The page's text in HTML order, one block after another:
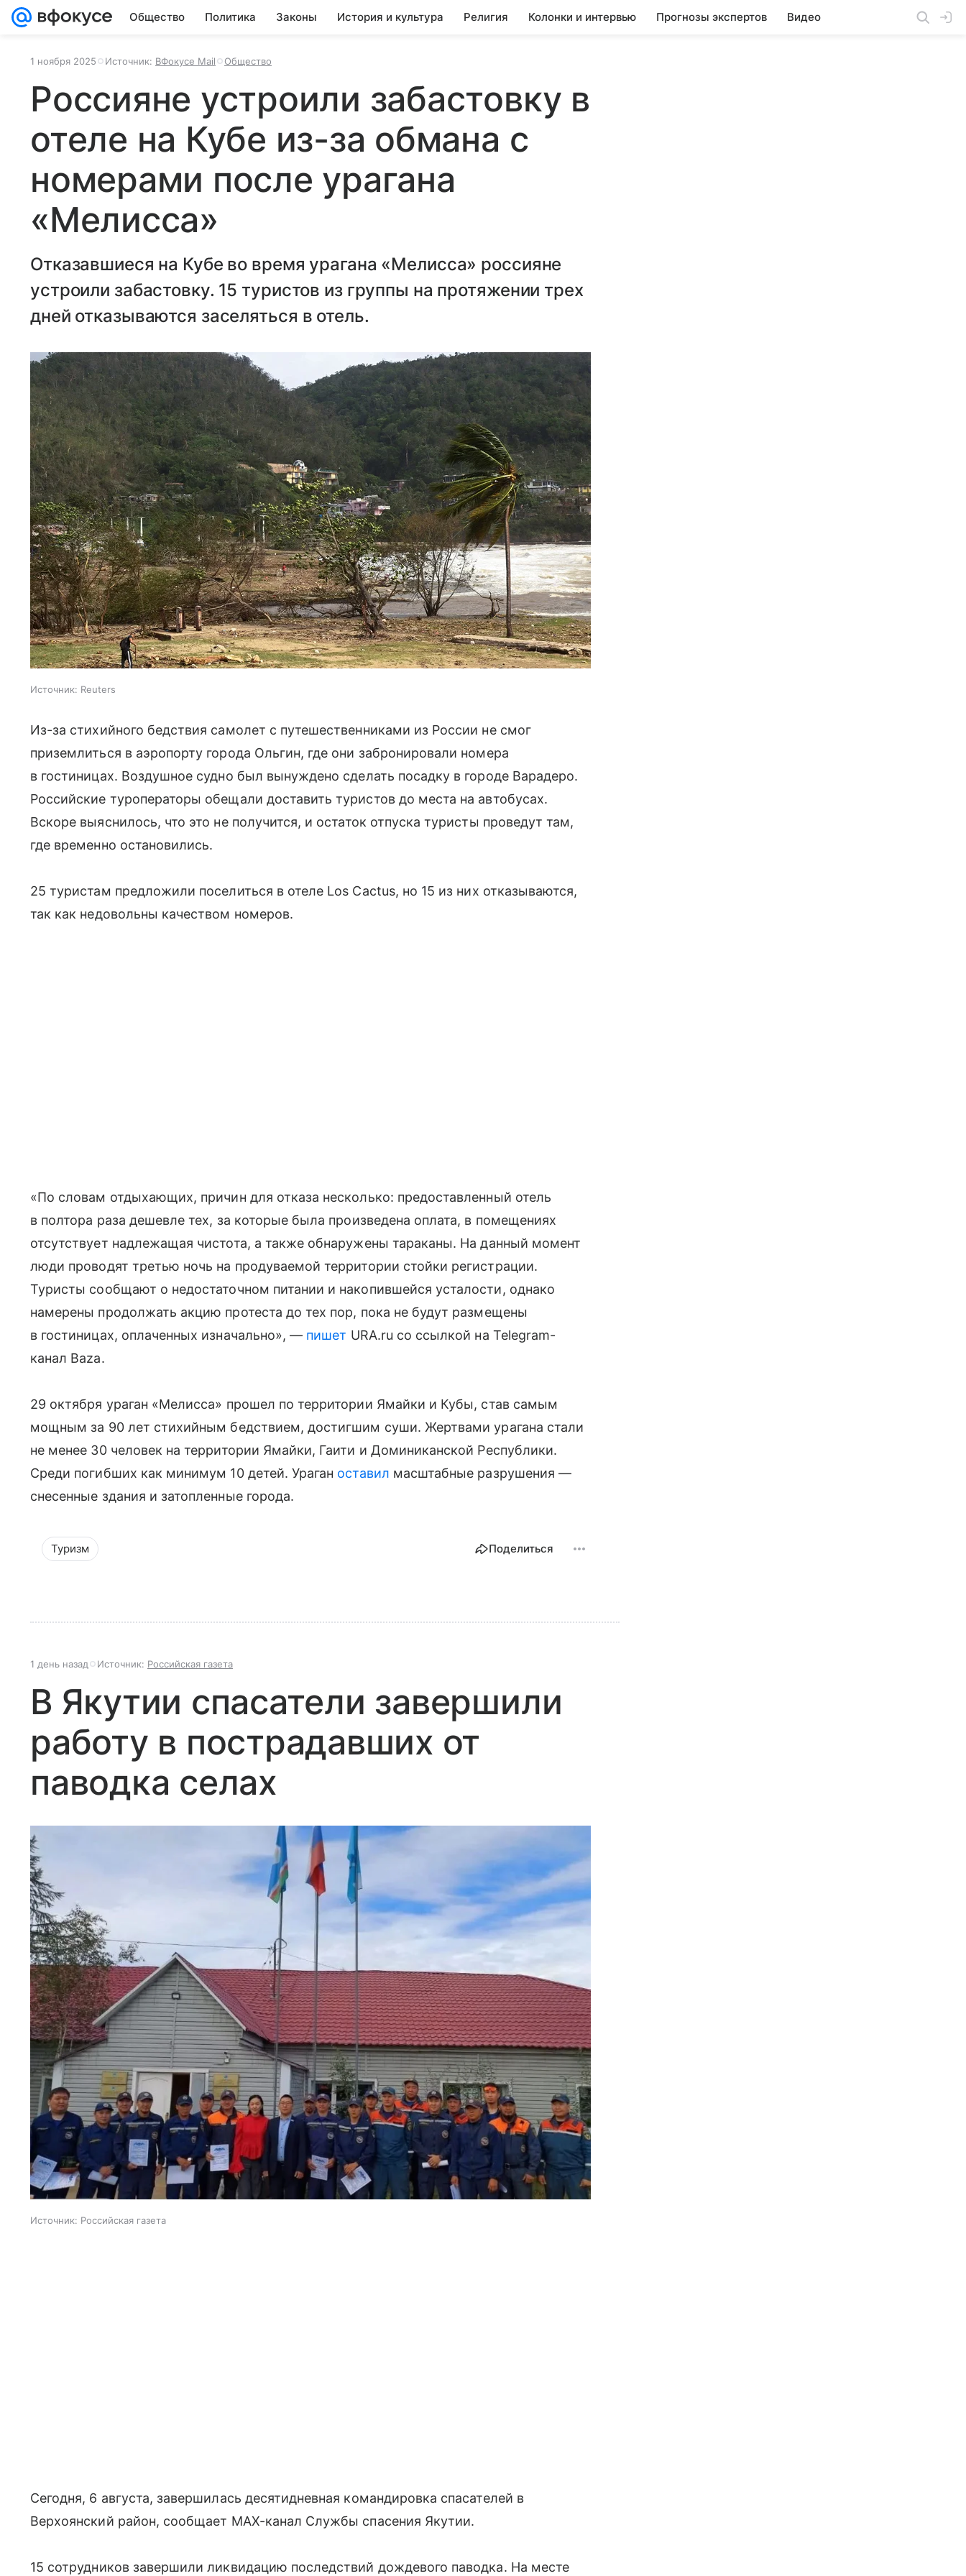
Общество Политика Законы История и культура Религия Колонки и интервью Прогнозы экспертов Видео
1 ноября 2025 Источник: ВФокусе Mail Общество
Россияне устроили забастовку в
отеле на Кубе из-за обмана с
номерами после урагана
«Мелисса»
Отказавшиеся на Кубе во время урагана «Мелисса» россияне
устроили забастовку. 15 туристов из группы на протяжении трех
дней отказываются заселяться в отель.
Источник: Reuters
Из-за стихийного бедствия самолет с путешественниками из России не смог
приземлиться в аэропорту города Ольгин, где они забронировали номера
в гостиницах. Воздушное судно был вынуждено сделать посадку в городе Варадеро.
Российские туроператоры обещали доставить туристов до места на автобусах.
Вскоре выяснилось, что это не получится, и остаток отпуска туристы проведут там,
где временно остановились.
25 туристам предложили поселиться в отеле Los Cactus, но 15 из них отказываются,
так как недовольны качеством номеров.
«По словам отдыхающих, причин для отказа несколько: предоставленный отель
в полтора раза дешевле тех, за которые была произведена оплата, в помещениях
отсутствует надлежащая чистота, а также обнаружены тараканы. На данный момент
люди проводят третью ночь на продуваемой территории стойки регистрации.
Туристы сообщают о недостаточном питании и накопившейся усталости, однако
намерены продолжать акцию протеста до тех пор, пока не будут размещены
в гостиницах, оплаченных изначально», — пишет URA.ru со ссылкой на Telegram-
канал Baza.
29 октября ураган «Мелисса» прошел по территории Ямайки и Кубы, став самым
мощным за 90 лет стихийным бедствием, достигшим суши. Жертвами урагана стали
не менее 30 человек на территории Ямайки, Гаити и Доминиканской Республики.
Среди погибших как минимум 10 детей. Ураган оставил масштабные разрушения —
снесенные здания и затопленные города.
Туризм Поделиться
1 день назад Источник: Российская газета
В Якутии спасатели завершили
работу в пострадавших от
паводка селах
Источник: Российская газета
Сегодня, 6 августа, завершилась десятидневная командировка спасателей в
Верхоянский район, сообщает МАХ-канал Службы спасения Якутии.
15 сотрудников завершили ликвидацию последствий дождевого паводка. На месте